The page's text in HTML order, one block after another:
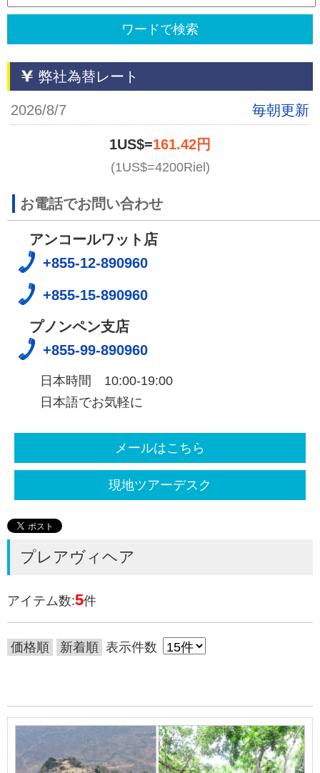
弊社為替レート
2026/8/7 毎朝更新
1US$=161.42円
(1US$=4200Riel)
お電話でお問い合わせ
アンコールワット店
+855-12-890960
+855-15-890960
プノンペン支店
+855-99-890960
日本時間 10:00-19:00
日本語でお気軽に
メールはこちら
現地ツアーデスク
プレアヴィヘア
アイテム数:5件
価格順 新着順 表示件数